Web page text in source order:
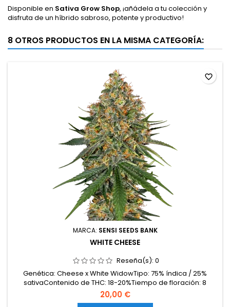
Disponible en Sativa Grow Shop, ¡añádela a tu colección y
disfruta de un híbrido sabroso, potente y productivo!
8 OTROS PRODUCTOS EN LA MISMA CATEGORÍA:
MARCA: SENSI SEEDS BANK
WHITE CHEESE
Reseña(s): 0
Genética: Cheese x White WidowTipo: 75% índica / 25%
sativaContenido de THC: 18-20%Tiempo de floración: 8
semanas en interiorCosecha en exterior: Finales de
septiembreProducción en interior: hasta 500
20,00 €
favorite_border